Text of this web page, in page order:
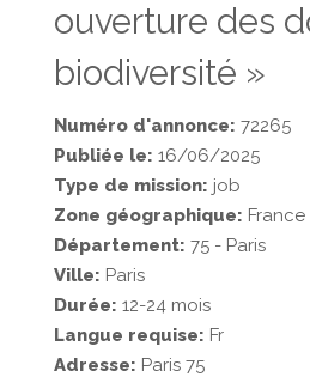
ouverture des
biodiversité »
Numéro d'annonce: 72265
Publiée le: 16/06/2025
Type de mission: job
Zone géographique:
Département: 75 - Paris
Ville: Paris
Durée: 12-24 mois
Langue requise: Fr
Adresse: Paris 75